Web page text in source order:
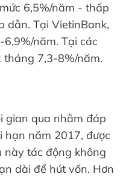
6,5%/năm - thấp
dẫn. Tại VietinBank,
năm. Tại các
tháng 7,3-8%/năm.
gian qua nhằm đáp
năm 2017, được
này tác động không
dài để hút vốn. Hơn